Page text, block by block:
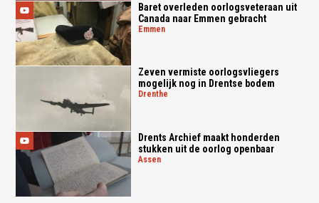
Baret overleden oorlogsveteraan uit
Canada naar Emmen gebracht
emmen
Zeven vermiste oorlogsvliegers
mogelijk nog in Drentse bodem
drenthe
Drents Archief maakt honderden
stukken uit de oorlog openbaar
assen